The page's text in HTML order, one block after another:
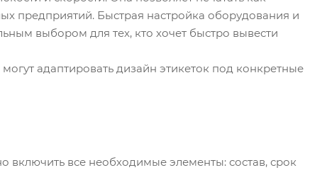
предприятий. Быстрая настройка оборудования и
выбором для тех, кто хочет быстро вывести
адаптировать дизайн этикеток под конкретные
включить все необходимые элементы: состав, срок